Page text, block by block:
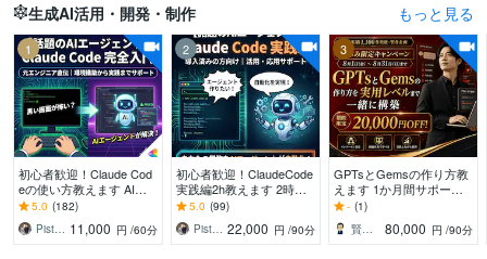
生成AI活用・開発・制作 もっと見る
1
初心者歓迎！Claude Cod
eの使い方教えます AIエ
ンジニア直伝！資料作成
やリールも、AIに指示す
るだけ。
5.0 (182)
11,000 円 /60分
2
初心者歓迎！ClaudeCode
実践編2h教えます 2時間
みっちりのセットアップ
から個々の課題解決まで
ハンズオン
5.0 (99)
22,000 円 /90分
3
GPTsとGemsの作り方教
えます 1か月間サポー
ト！初心者でも1か月間で
実用レベルへ
- (1)
80,000 円 /90分